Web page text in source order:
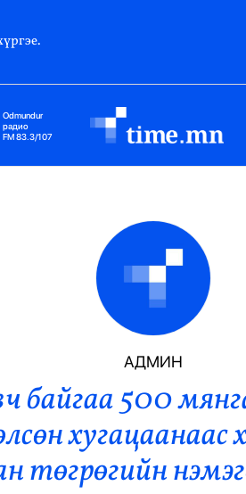
Odmundur
радио
FM 83.3/107
Гадаад Харилцаа
Элчин Сайд
Парламент
Засгийн Газар
Ерөнхийлөгч
АДМИН
байгаа 500
төгрөгийн